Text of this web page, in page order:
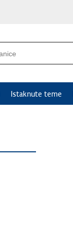
Istaknute teme